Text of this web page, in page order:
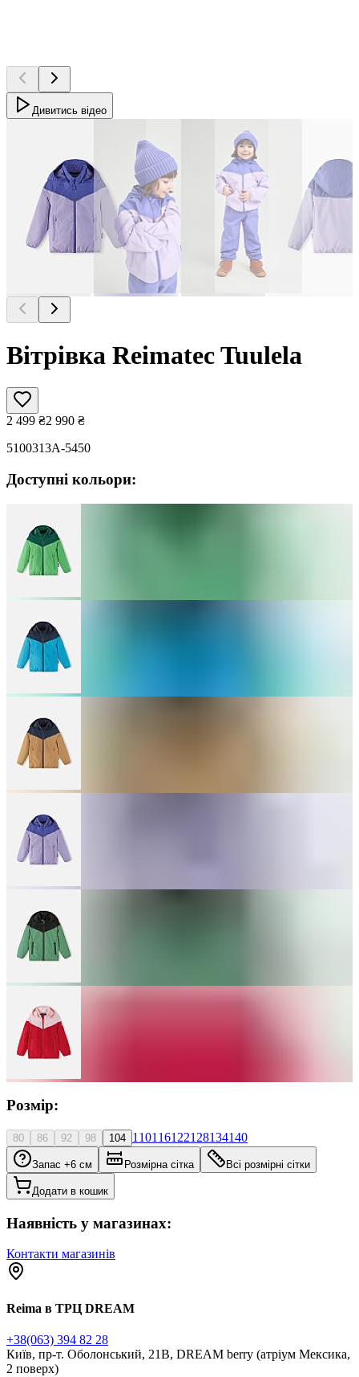
Дивитись відео
Вітрівка Reimatec Tuulela
2 499 ₴2 990 ₴
5100313A-5450
Доступні кольори:
Розмір:
80 86 92 98 104 110116122128134140
Запас +6 см Розмірна сітка Всі розмірні сітки
Додати в кошик
Наявність у магазинах:
Контакти магазинів
Reima в ТРЦ DREAM
+38(063) 394 82 28
Київ, пр-т. Оболонський, 21В, DREAM berry (атріум Мексика,
2 поверх)